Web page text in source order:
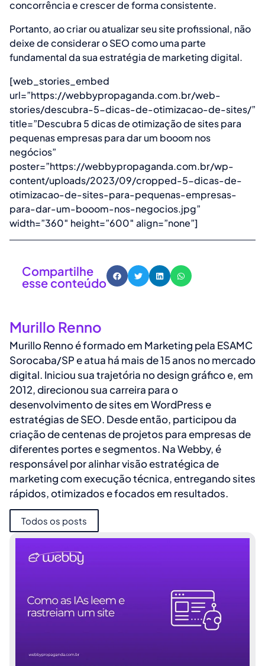
concorrência e crescer de forma consistente.
Portanto, ao criar ou atualizar seu site profissional, não
deixe de considerar o SEO como uma parte
fundamental da sua estratégia de marketing digital.
[web_stories_embed
url=”https://webbypropaganda.com.br/web-
stories/descubra-5-dicas-de-otimizacao-de-sites/”
title=”Descubra 5 dicas de otimização de sites para
pequenas empresas para dar um booom nos
negócios”
poster=”https://webbypropaganda.com.br/wp-
content/uploads/2023/09/cropped-5-dicas-de-
otimizacao-de-sites-para-pequenas-empresas-
para-dar-um-booom-nos-negocios.jpg”
width=”360″ height=”600″ align=”none”]
Compartilhe
esse conteúdo
Murillo Renno
Murillo Renno é formado em Marketing pela ESAMC
Sorocaba/SP e atua há mais de 15 anos no mercado
digital. Iniciou sua trajetória no design gráfico e, em
2012, direcionou sua carreira para o
desenvolvimento de sites em WordPress e
estratégias de SEO. Desde então, participou da
criação de centenas de projetos para empresas de
diferentes portes e segmentos. Na Webby, é
responsável por alinhar visão estratégica de
marketing com execução técnica, entregando sites
rápidos, otimizados e focados em resultados.
Todos os posts